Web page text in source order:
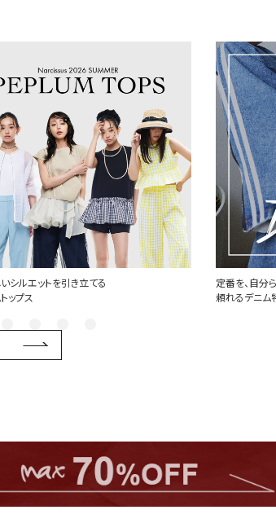
シルエットを引き立てる
ップス
定番を、自分
頼れるデニム